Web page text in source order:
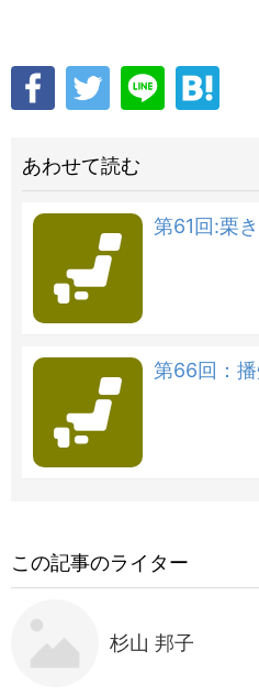
あわせて読む
第61回:栗
第66回：
この記事のライター
杉山 邦子